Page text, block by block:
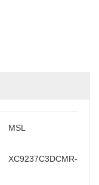
MSL
XC9237C3DCMR-